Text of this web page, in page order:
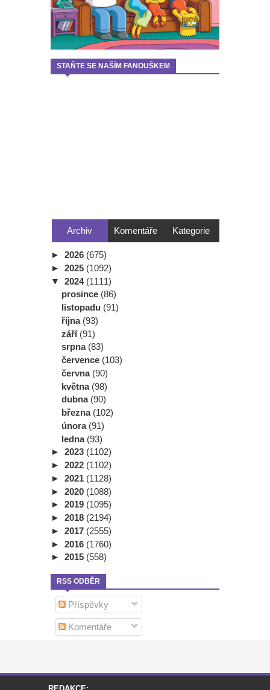
STAŇTE SE NAŠÍM FANOUŠKEM
Archiv Komentáře Kategorie
► 2026 (675)
► 2025 (1092)
▼ 2024 (1111)
prosince (86)
listopadu (91)
října (93)
září (91)
srpna (83)
července (103)
června (90)
května (98)
dubna (90)
března (102)
února (91)
ledna (93)
► 2023 (1102)
► 2022 (1102)
► 2021 (1128)
► 2020 (1088)
► 2019 (1095)
► 2018 (2194)
► 2017 (2555)
► 2016 (1760)
► 2015 (558)
RSS ODBĚR
Příspěvky
Komentáře